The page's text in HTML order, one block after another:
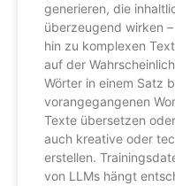
generieren, die
überzeugend wirken
hin zu komplexen
auf der
Wörter in einem Satz
vorangegangenen
Texte übersetzen
auch kreative oder
erstellen.
von LLMs hängt